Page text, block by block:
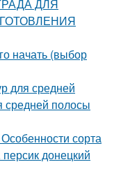
ДЛЯ
начать (выбор
для средней
средней полосы
сорта
донецкий